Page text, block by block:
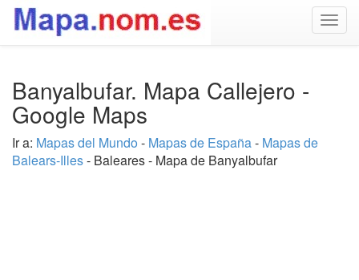
Banyalbufar. Mapa Callejero -
Google Maps
Ir a: Mapas del Mundo - Mapas de España- Mapas de
Balears-Illes- Baleares - Mapa de Banyalbufar